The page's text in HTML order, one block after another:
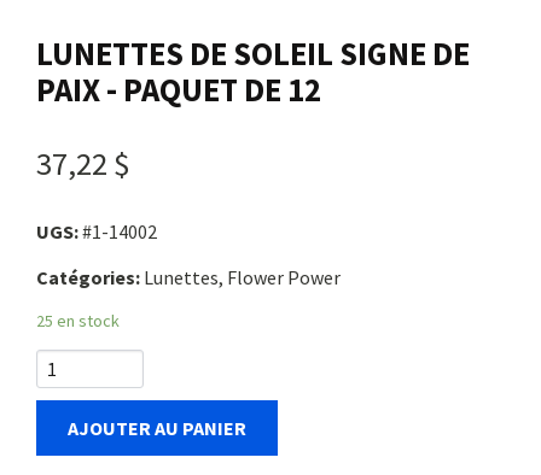
Panier
LUNETTES DE SOLEIL SIGNE DE
PAIX - PAQUET DE 12
37,22 $
UGS:#1-14002
Catégories: Lunettes, Flower Power
25 en stock
AJOUTER AU PANIER